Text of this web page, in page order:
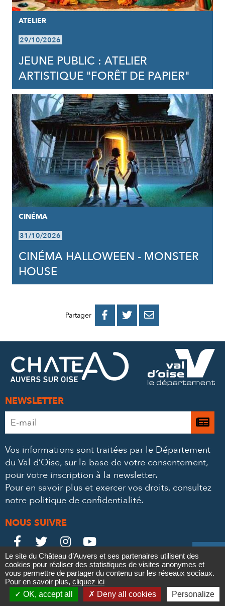
Contact

Newsletter
ATELIER
29/10/2026
JEUNE PUBLIC : ATELIER
ARTISTIQUE "FORÊT DE PAPIER"
CINÉMA
31/10/2026
CINÉMA HALLOWEEN - MONSTER
HOUSE
Partager 
PARTAGER
FACEBOOK
PARTAGER
PARTAGER
MAIL
NEWSLETTER
Adresse
e-
*
Je
à
Vos informations sont traitées par le Département
du Val d’Oise, sur la base de votre consentement,
pour votre inscription à la newsletter.
Pour en savoir plus et exercer vos droits, consultez
notre politique de confidentialité.
NOUS SUIVRE
Le
Château
sur

Le
Château
sur

Le
Château
sur

Le
Château
sur

Mentions légales Politique de confidentialité
Crédits
Partenaires & Mécènes
Recrutement
Plan du site
Le site du Château d’Auvers et ses partenaires utilisent des
cookies pour réaliser des statistiques de visites anonymes et
vous permettre de partager du contenu sur les réseaux sociaux.
Pour en savoir plus, cliquez ici
OK, accept all
Deny all cookies Personalize